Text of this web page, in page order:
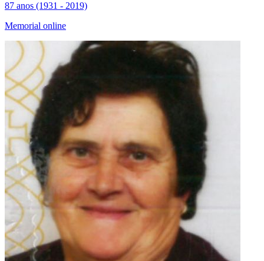
87 anos (1931 - 2019)
Memorial online